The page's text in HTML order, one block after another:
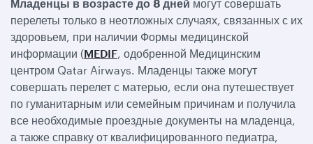
Младенцы в возрасте до 8 дней могут совершать
перелеты только в неотложных случаях, связанных с их
здоровьем, при наличии Формы медицинской
информации (MEDIF, одобренной Медицинским
центром Qatar Airways. Младенцы также могут
совершать перелет с матерью, если она путешествует
по гуманитарным или семейным причинам и получила
все необходимые проездные документы на младенца,
а также справку от квалифицированного педиатра,